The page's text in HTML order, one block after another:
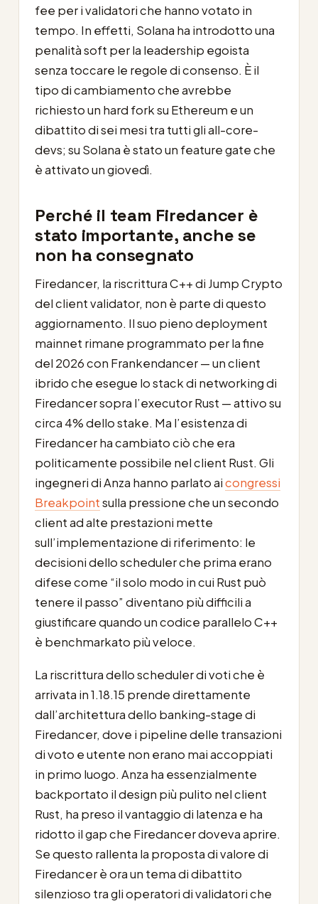
fee per i validatori che hanno votato in
tempo. In effetti, Solana ha introdotto una
penalità soft per la leadership egoista
senza toccare le regole di consenso. È il
tipo di cambiamento che avrebbe
richiesto un hard fork su Ethereum e un
dibattito di sei mesi tra tutti gli all-core-
devs; su Solana è stato un feature gate che
è attivato un giovedì.
Perché il team Firedancer è
stato importante, anche se
non ha consegnato
Firedancer, la riscrittura C++ di Jump Crypto
del client validator, non è parte di questo
aggiornamento. Il suo pieno deployment
mainnet rimane programmato per la fine
del 2026 con Frankendancer — un client
ibrido che esegue lo stack di networking di
Firedancer sopra l’executor Rust — attivo su
circa 4% dello stake. Ma l’esistenza di
Firedancer ha cambiato ciò che era
politicamente possibile nel client Rust. Gli
ingegneri di Anza hanno parlato aicongressi
Breakpointsulla pressione che un secondo
client ad alte prestazioni mette
sull’implementazione di riferimento: le
decisioni dello scheduler che prima erano
difese come “il solo modo in cui Rust può
tenere il passo” diventano più difficili a
giustificare quando un codice parallelo C++
è benchmarkato più veloce.
La riscrittura dello scheduler di voti che è
arrivata in 1.18.15 prende direttamente
dall’architettura dello banking-stage di
Firedancer, dove i pipeline delle transazioni
di voto e utente non erano mai accoppiati
in primo luogo. Anza ha essenzialmente
backportato il design più pulito nel client
Rust, ha preso il vantaggio di latenza e ha
ridotto il gap che Firedancer doveva aprire.
Se questo rallenta la proposta di valore di
Firedancer è ora un tema di dibattito
silenzioso tra gli operatori di validatori che